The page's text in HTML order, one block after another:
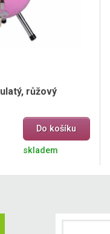
růžový
Do košíku
skladem